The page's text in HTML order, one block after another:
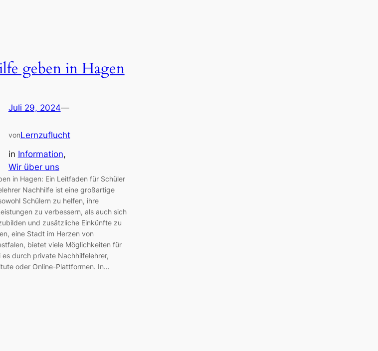
geben in Hagen
Juli 29, 2024—
vonLernzuflucht
in Information
Wir über uns
in Hagen: Ein Leitfaden für Schüler
Nachhilfe ist eine großartige
Schülern zu helfen, ihre
zu verbessern, als auch sich
und zusätzliche Einkünfte zu
eine Stadt im Herzen von
bietet viele Möglichkeiten für
es durch private Nachhilfelehrer,
oder Online-Plattformen. In…